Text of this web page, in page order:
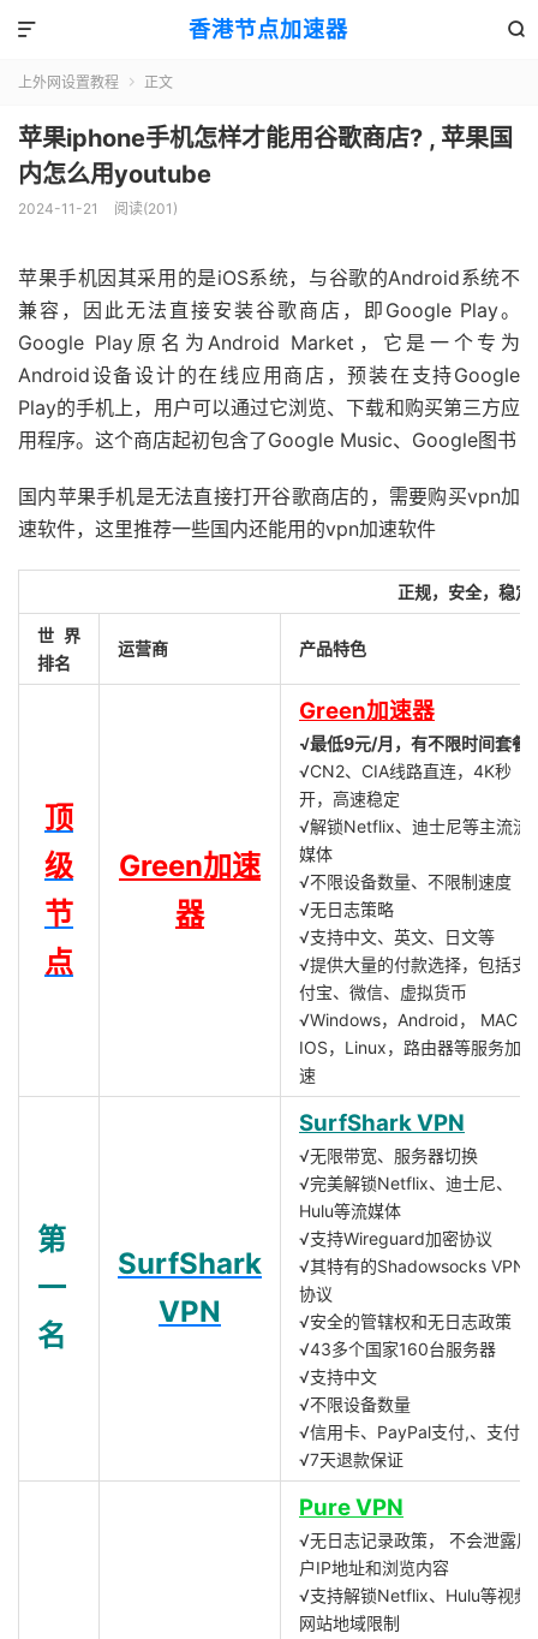
香港节点加速器 

上外网设置教程  正文
苹果iphone手机怎样才能用谷歌商店? , 苹果国
内怎么用youtube
2024-11-21 阅读(201)
苹果手机因其采用的是iOS系统，与谷歌的Android系统不
兼容，因此无法直接安装谷歌商店，即Google Play。
Google Play原名为Android Market，它是一个专为
Android设备设计的在线应用商店，预装在支持Google
Play的手机上，用户可以通过它浏览、下载和购买第三方应
用程序。这个商店起初包含了Google Music、Google图书
国内苹果手机是无法直接打开谷歌商店的，需要购买vpn加
速软件，这里推荐一些国内还能用的vpn加速软件
正规，安全，稳定
世界
排名
运营商 产品特色
顶
级
节
点
Green加速
器
Green加速器
√最低9元/月，有不限时间套餐
√CN2、CIA线路直连，4K秒
开，高速稳定
√解锁Netflix、迪士尼等主流流
媒体
√不限设备数量、不限制速度
√无日志策略
√支持中文、英文、日文等
√提供大量的付款选择，包括支
付宝、微信、虚拟货币
√Windows，Android， MAC，
IOS，Linux，路由器等服务加
速
第
一
名
SurfShark
VPN
SurfShark VPN
√无限带宽、服务器切换
√完美解锁Netflix、迪士尼、
Hulu等流媒体
√支持Wireguard加密协议
√其特有的Shadowsocks VPN
协议
√安全的管辖权和无日志政策
√43多个国家160台服务器
√支持中文
√不限设备数量
√信用卡、PayPal支付,、支付宝
√7天退款保证
Pure VPN
√无日志记录政策， 不会泄露用
户IP地址和浏览内容
√支持解锁Netflix、Hulu等视频
网站地域限制